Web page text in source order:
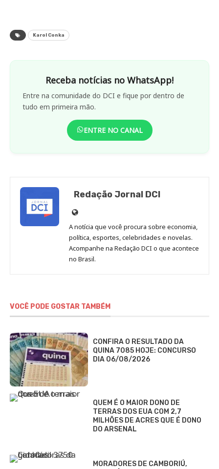
Karol Conka
Receba notícias no WhatsApp!
Entre na comunidade do DCI e fique por dentro de
tudo em primeira mão.
ENTRE NO CANAL
Redação Jornal DCI
Site
de
Redação
Jornal
DCI
A notícia que você procura sobre economia,
política, esportes, celebridades e novelas.
Acompanhe na Redação DCI o que acontece
no Brasil.
VOCÊ PODE GOSTAR TAMBÉM
CONFIRA O RESULTADO DA
QUINA 7085 HOJE: CONCURSO
DIA 06/08/2026
QUEM É O MAIOR DONO DE
TERRAS DOS EUA COM 2,7
MILHÕES DE ACRES QUE É DONO
DO ARSENAL
MORADORES DE CAMBORIÚ,